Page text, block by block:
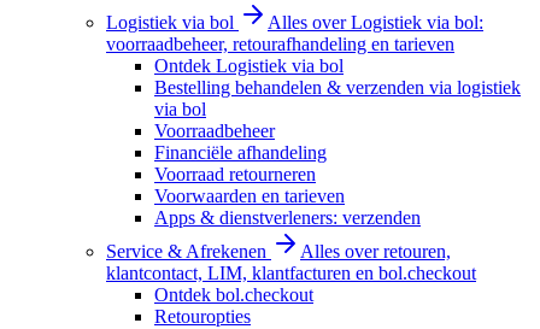
Logistiek via bol
Alles over Logistiek via bol:
voorraadbeheer, retourafhandeling en tarieven
Ontdek Logistiek via bol
Bestelling behandelen & verzenden via logistiek
via bol
Voorraadbeheer
Financiële afhandeling
Voorraad retourneren
Voorwaarden en tarieven
Apps & dienstverleners: verzenden
Service & Afrekenen
Alles over retouren,
klantcontact, LIM, klantfacturen en bol.checkout
Ontdek bol.checkout
Retouropties